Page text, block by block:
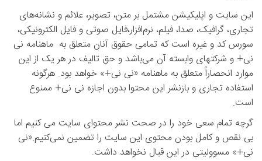
این سایت و اپلیکیشن مشتمل بر متن، تصویر، علائم و نشانه‌های
تجاری، گرافیک، صدا، فیلم، نرم‌افزار،فایل صوتی و فایل الکترونیکی،
سورس کد و غيره است که تمامی حقوق آنان متعلق به ماهنامه نی
نی+ و شرکتهای وابسته آن می‌باشد و حق تالیف در هر یک از این
موارد انحصاراً متعلق به ماهنامه «نی نی+» خواهد بود. هرگونه
استفاده تجاری و بازنشر این محتوا بدون اجازه نی نی+ ممنوع
است.
گرچه تمام سعی خود را در صحت نشر محتوای سایت می کنیم اما
بی نقص و کامل بودن محتوی این سایت را تضمین نمی‌کنیم.«نی
نی+» مسوولیتی در این قبال نخواهد داشت.